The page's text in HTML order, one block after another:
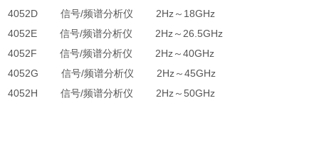
4052D 信号/频谱分析仪 2Hz～18GHz
4052E 信号/频谱分析仪 2Hz～26.5GHz
4052F 信号/频谱分析仪 2Hz～40GHz
4052G 信号/频谱分析仪 2Hz～45GHz
4052H 信号/频谱分析仪 2Hz～50GHz